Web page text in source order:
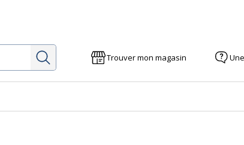
Rechercher Trouver mon magasin